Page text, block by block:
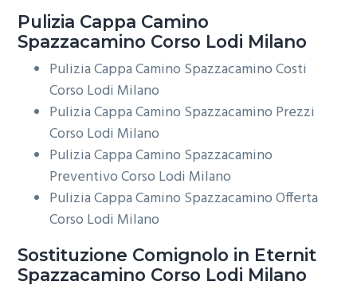
Pulizia Cappa Camino
Spazzacamino Corso Lodi Milano
Pulizia Cappa Camino Spazzacamino Costi
Corso Lodi Milano
Pulizia Cappa Camino Spazzacamino Prezzi
Corso Lodi Milano
Pulizia Cappa Camino Spazzacamino
Preventivo Corso Lodi Milano
Pulizia Cappa Camino Spazzacamino Offerta
Corso Lodi Milano
Sostituzione Comignolo in Eternit
Spazzacamino Corso Lodi Milano